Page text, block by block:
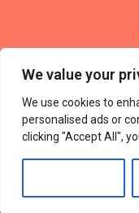
We value your
We use cookies to
personalised ads or
clicking "Accept All",
Términos De Uso